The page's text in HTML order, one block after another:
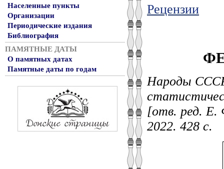
Населенные пункты
Организации
Периодические издания
Библиография
ПАМЯТНЫЕ ДАТЫ
О памятных датах
Памятные даты по годам
Рецензии
Народы
[отв. ред.
2022. 428 с.